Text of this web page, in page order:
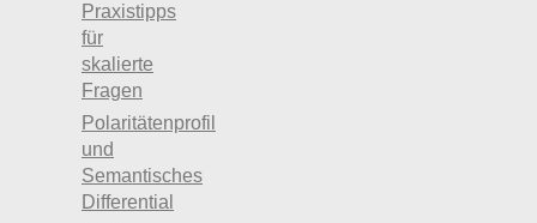
Praxistipps
für
skalierte
Fragen
Polaritätenprofil
und
Semantisches
Differential